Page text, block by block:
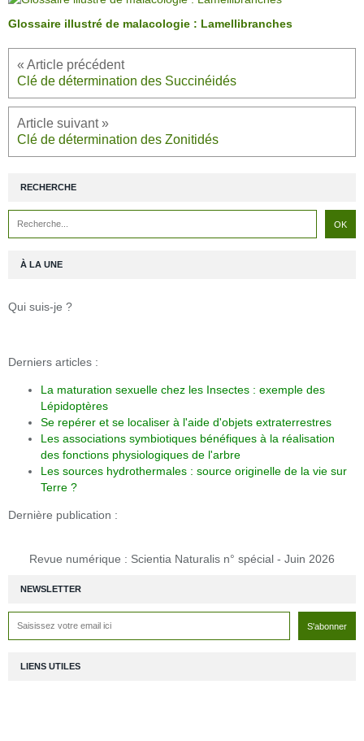
Glossaire illustré de malacologie : Lamellibranches
Clé de détermination des Succinéidés
Clé de détermination des Zonitidés
NEWSLETTER
RECHERCHE
À LA UNE
Qui suis-je ?
Derniers articles :
La maturation sexuelle chez les Insectes : exemple des
Lépidoptères
Se repérer et se localiser à l'aide d'objets extraterrestres
Les associations symbiotiques bénéfiques à la réalisation
des fonctions physiologiques de l'arbre
Les sources hydrothermales : source originelle de la vie sur
Terre ?
Dernière publication :
Revue numérique : Scientia Naturalis n° spécial - Juin 2026
LIENS UTILES